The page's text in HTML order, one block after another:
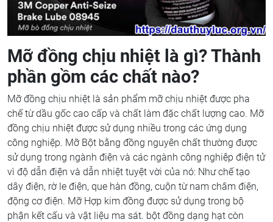
Mỡ đồng chịu nhiệt là gì? Thành
phần gồm các chất nào?
Mỡ đồng chịu nhiệt là sản phẩm mỡ chịu nhiệt được pha
chế từ dầu gốc cao cấp và chất làm đặc chất lượng cao. Mỡ
đồng chịu nhiệt được sử dụng nhiều trong các ứng dụng
công nghiệp. Mỡ Bột bằng đồng nguyên chất thường được
sử dụng trong ngành điện và các ngành công nghiệp điện tử
vì độ dẫn điện và dẫn nhiệt tuyệt vời của nó: Như chế tạo
dây điện, rờ le điện, que hàn đồng, cuộn từ nam châm điện,
động cơ điện. Mỡ Hợp kim đồng được sử dụng trong bộ
phận kết cấu và vật liệu ma sát. bột đồng dạng hạt còn